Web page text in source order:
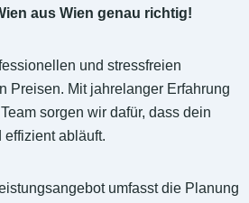
aus Wien genau richtig!
und stressfreien
Preisen. Mit jahrelanger Erfahrung
sorgen wir dafür, dass dein
abläuft.
umfasst die Planung